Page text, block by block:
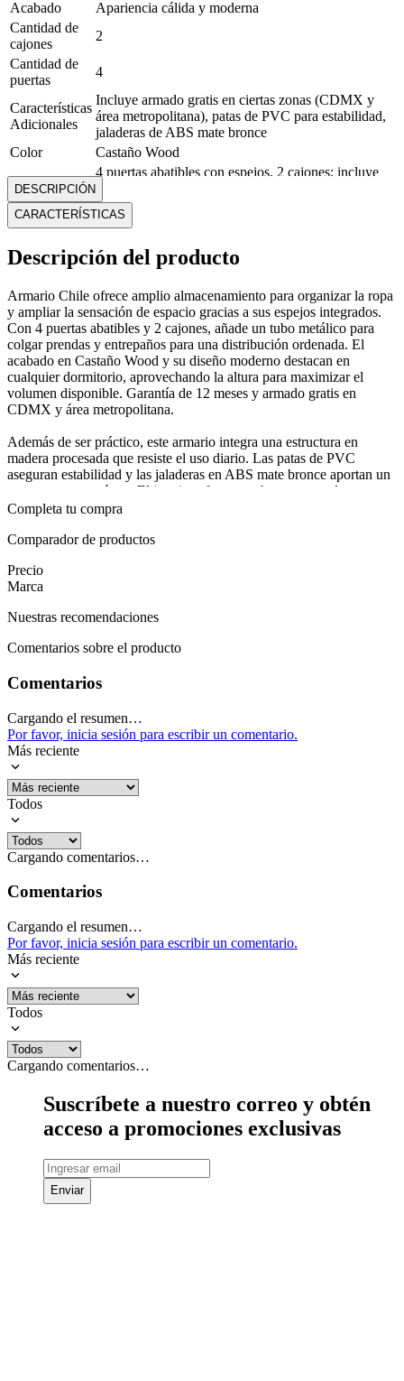
Acabado
Apariencia cálida y moderna
Cantidad de
cajones
2
Cantidad de
puertas
4
Características
Adicionales
Incluye armado gratis en ciertas zonas (CDMX y
área metropolitana), patas de PVC para estabilidad,
jaladeras de ABS mate bronce
Color
Castaño Wood
Diseño
4 puertas abatibles con espejos, 2 cajones; incluye
organización
Estilo
Moderno y funcional
Material
Madera procesada
Modelo
Chile
Peso
57.59 Kg
Mostrar más
DESCRIPCIÓN
CARACTERÍSTICAS
Descripción del producto
Armario Chile ofrece amplio almacenamiento para organizar la ropa
y ampliar la sensación de espacio gracias a sus espejos integrados.
Con 4 puertas abatibles y 2 cajones, añade un tubo metálico para
colgar prendas y entrepaños para una distribución ordenada. El
acabado en Castaño Wood y su diseño moderno destacan en
cualquier dormitorio, aprovechando la altura para maximizar el
volumen disponible. Garantía de 12 meses y armado gratis en
CDMX y área metropolitana.
Además de ser práctico, este armario integra una estructura en
madera procesada que resiste el uso diario. Las patas de PVC
aseguran estabilidad y las jaladeras en ABS mate bronce aportan un
toque contemporáneo. El interior ofrece una barra para colgar ropa y
estantes para organizar accesorios y prendas dobladas, maximizando
organización interna facilita mantener el vestidor limpio cada día.
Se adapta a la rutina diaria gracias a su distribución pensada para un
acceso rápido a la ropa y a los accesorios. En un dormitorio
iluminación con espejos que amplían visualmente el ambiente. Con
12 meses acompaña la tranquilidad, especialmente con armado gratis
Completa tu compra
Comparador de productos
Precio
Marca
Nuestras recomendaciones
Comentarios sobre el producto
Comentarios
Cargando el resumen…
Por favor, inicia sesión para escribir un comentario.
Más reciente
Todos
Cargando comentarios…
Comentarios
Cargando el resumen…
Por favor, inicia sesión para escribir un comentario.
Más reciente
Todos
Cargando comentarios…
Suscríbete a nuestro correo y obtén
acceso a promociones exclusivas
Enviar